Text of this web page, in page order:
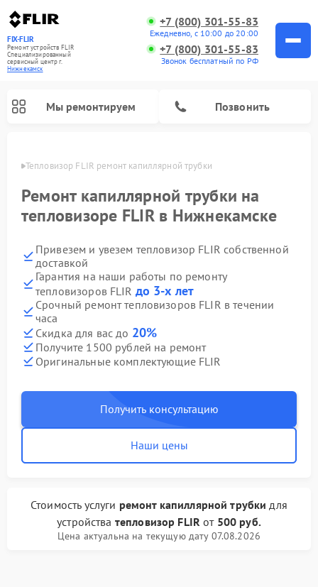
FIX-FLIR
Ремонт устройств FLIR
Специализированный
cервисный центр г.
Нижнекамск
+7 (800) 301-55-83
Ежедневно, с 10:00 до 20:00
+7 (800) 301-55-83
Звонок бесплатный по РФ
Мы ремонтируем Позвонить
Тепловизор FLIR ремонт капиллярной трубки
Ремонт капиллярной трубки на
тепловизоре FLIR в Нижнекамске
Привезем и увезем тепловизор FLIR собственной
доставкой
Гарантия на наши работы по ремонту
тепловизоров FLIR до 3-х лет
Срочный ремонт тепловизоров FLIR в течении
часа
Скидка для вас до 20%
Получите 1500 рублей на ремонт
Оригинальные комплектующие FLIR
Получить консультацию
Наши цены
Стоимость услуги ремонт капиллярной трубки для
устройства тепловизор FLIR от 500 руб.
Цена актуальна на текущую дату 07.08.2026